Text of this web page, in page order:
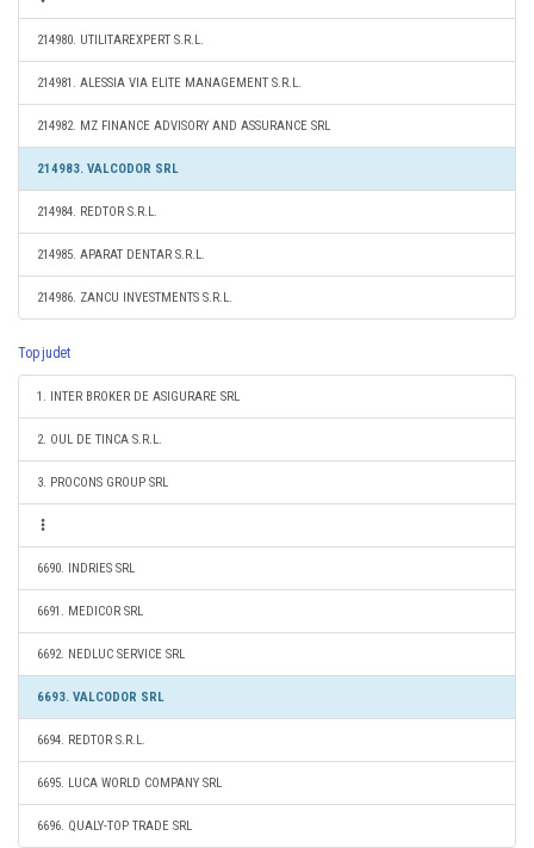
214980. UTILITAREXPERT S.R.L.
214981. ALESSIA VIA ELITE MANAGEMENT S.R.L.
214982. MZ FINANCE ADVISORY AND ASSURANCE SRL
214983. VALCODOR SRL
214984. REDTOR S.R.L.
214985. APARAT DENTAR S.R.L.
214986. ZANCU INVESTMENTS S.R.L.
Top judet
1. INTER BROKER DE ASIGURARE SRL
2. OUL DE TINCA S.R.L.
3. PROCONS GROUP SRL
6690. INDRIES SRL
6691. MEDICOR SRL
6692. NEDLUC SERVICE SRL
6693. VALCODOR SRL
6694. REDTOR S.R.L.
6695. LUCA WORLD COMPANY SRL
6696. QUALY-TOP TRADE SRL